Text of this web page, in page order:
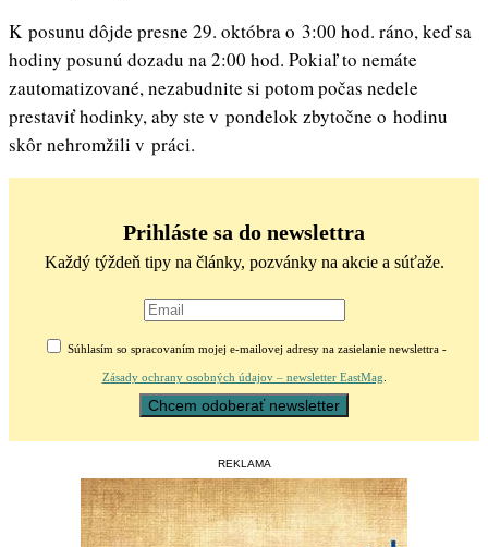
K posunu dôjde presne 29. októbra o 3:00 hod. ráno, keď sa
hodiny posunú dozadu na 2:00 hod. Pokiaľ to nemáte
zautomatizované, nezabudnite si potom počas nedele
prestaviť hodinky, aby ste v pondelok zbytočne o hodinu
skôr nehromžili v práci.
Prihláste sa do newslettra
Každý týždeň tipy na články, pozvánky na akcie a súťaže.
Súhlasím so spracovaním mojej e-mailovej adresy na zasielanie newslettra -
Zásady ochrany osobných údajov – newsletter EastMag
REKLAMA